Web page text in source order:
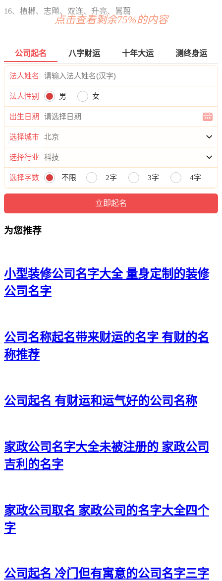
16、植郴、志飚、双连、升亮、暠翦
18、锦则、琛焕、腾喜、铸源、易昌
19、平豫、永勇、磊嘉、银森、啸烽
20、凡新、景敏、忠龙、景心、铎勇
23、绪禾、汇少、大齐、郴艺、璟思
24、灵丰、茂仲、秦灿、帅磊、帆兴
25、叶飒、纶川、隆欣、林喜、丹领
26、英灿、旲中、凯佑、韵业、诚唯
27、禹锦、源运、信捷、鼎坤、澄永
29、益驰、健丽、鼎笛、瑞肃、兴齐
30、琛毅、诚梓、翰韵、柳琮、山巴
32、霆茂、杉骏、臣盛、粤靖、英冠
33、苏驰、炫辉、宥哲、承达、伦泉
36、叶濮、醒金、红靖、岩清、永欣
38、昌弘、家虎、彬铸、昌吴、卫创
39、铸帅、铿卫、尧君、茂北、苗传
41、云禾、顺万、欣暠、蓝骏、勋晟
42、永梁、翰银、达霜、汉龄、勤炅
44、源辰、岳嘉、夏威、云飚、永澈
点击查看剩余75%的内容
公司起名 八字财运 十年大运 测终身运
法人姓名
法人性别 男 女
出生日期
选择城市
选择行业
选择字数 不限 2字 3字 4字
为您推荐
小型装修公司名字大全 量身定制的装修
公司名字
公司名称起名带来财运的名字 有财的名
称推荐
公司起名 有财运和运气好的公司名称
家政公司名字大全未被注册的 家政公司
吉利的名字
家政公司取名 家政公司的名字大全四个
字
公司起名 冷门但有寓意的公司名字三字